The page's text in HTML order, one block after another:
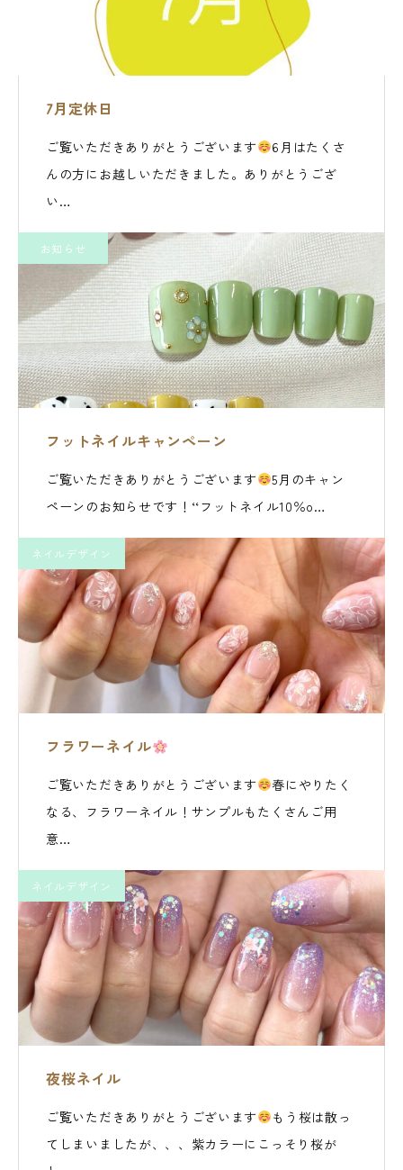
7月定休日
ご覧いただきありがとうございます
6月はたくさ
んの方にお越しいただきました。ありがとうござ
い…
お知らせ
フットネイルキャンペーン
ご覧いただきありがとうございます
5月のキャン
ペーンのお知らせです！‘‘フットネイル10％o…
ネイルデザイン
フラワーネイル
ご覧いただきありがとうございます
春にやりたく
なる、フラワーネイル！サンプルもたくさんご用
意…
ネイルデザイン
夜桜ネイル
ご覧いただきありがとうございます
もう桜は散っ
てしまいましたが、、、紫カラーにこっそり桜が